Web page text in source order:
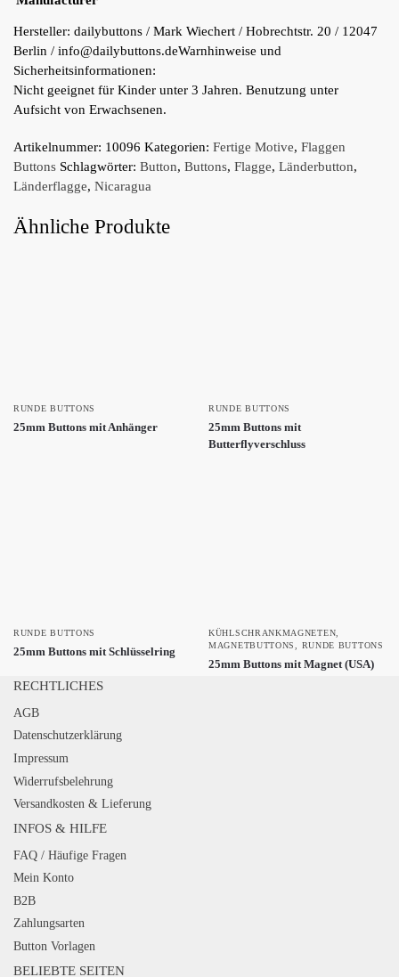
Hersteller: dailybuttons / Mark Wiechert / Hobrechtstr. 20 / 12047
Berlin / info@dailybuttons.deWarnhinweise und
Sicherheitsinformationen:
Nicht geeignet für Kinder unter 3 Jahren. Benutzung unter
Aufsicht von Erwachsenen.
Artikelnummer: 10096 Kategorien: Fertige Motive, Flaggen
Buttons Schlagwörter: Button, Buttons, Flagge, Länderbutton,
Länderflagge, Nicaragua
Ähnliche Produkte
RUNDE BUTTONS
25mm Buttons mit Anhänger
RUNDE BUTTONS
25mm Buttons mit
Butterflyverschluss
RUNDE BUTTONS
25mm Buttons mit Schlüsselring
KÜHLSCHRANKMAGNETEN
MAGNETBUTTONS
RUNDE BUTTONS
25mm Buttons mit Magnet (USA)
RECHTLICHES
AGB
Datenschutzerklärung
Impressum
Widerrufsbelehrung
Versandkosten & Lieferung
INFOS & HILFE
FAQ / Häufige Fragen
Mein Konto
B2B
Zahlungsarten
Button Vorlagen
BELIEBTE SEITEN